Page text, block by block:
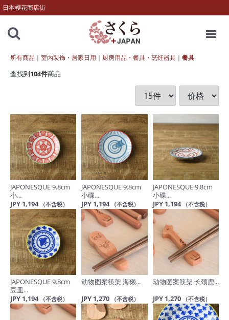
日本樱花商店街
所有商品 室内装饰・居家日用 厨房用品・餐具・烹饪器具 餐具
查找到104件商品
JAPONESQUE 9.8cm
小...
JPY 1,194 （不含税）
JAPONESQUE 9.8cm
小碟...
JPY 1,194 （不含税）
JAPONESQUE 9.8cm
小碟...
JPY 1,194 （不含税）
JAPONESQUE 9.8cm
豆皿...
JPY 1,194 （不含税）
动物图案筷架 海獭...
JPY 1,270
（不含税）
动物图案筷架 长颈鹿...
JPY 1,270
（不含税）